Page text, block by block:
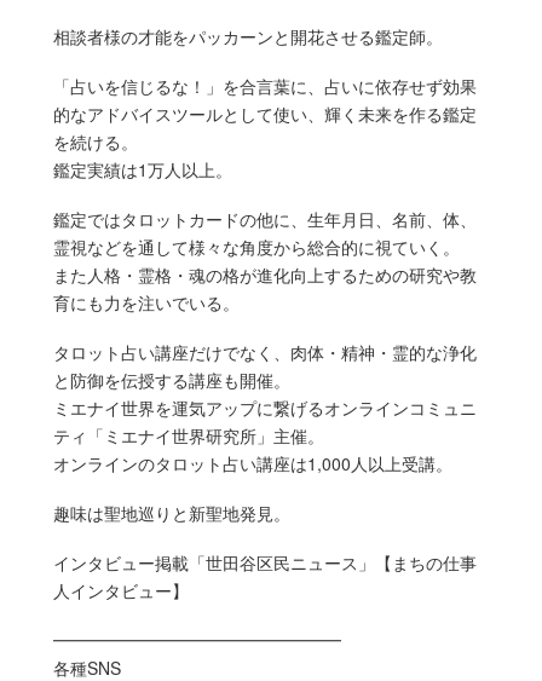
相談者様の才能をパッカーンと開花させる鑑定師。
「占いを信じるな！」を合言葉に、占いに依存せず効果
的なアドバイスツールとして使い、輝く未来を作る鑑定
を続ける。
鑑定実績は1万人以上。
鑑定ではタロットカードの他に、生年月日、名前、体、
霊視などを通して様々な角度から総合的に視ていく。
また人格・霊格・魂の格が進化向上するための研究や教
育にも力を注いでいる。
タロット占い講座だけでなく、肉体・精神・霊的な浄化
と防御を伝授する講座も開催。
ミエナイ世界を運気アップに繋げるオンラインコミュニ
ティ「ミエナイ世界研究所」主催。
オンラインのタロット占い講座は1,000人以上受講。
趣味は聖地巡りと新聖地発見。
インタビュー掲載「世田谷区民ニュース」【まちの仕事
人インタビュー】
━━━━━━━━━━━━━━━━━
各種SNS